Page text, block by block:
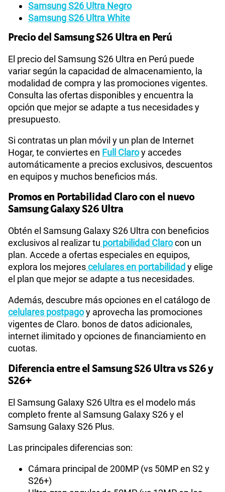
Samsung S26 Ultra Negro
Samsung S26 Ultra White
Precio del Samsung S26 Ultra en Perú
El precio del Samsung S26 Ultra en Perú puede
variar según la capacidad de almacenamiento, la
modalidad de compra y las promociones vigentes.
Consulta las ofertas disponibles y encuentra la
opción que mejor se adapte a tus necesidades y
presupuesto.
Si contratas un plan móvil y un plan de Internet
Hogar, te conviertes en Full Claroy accedes
automáticamente a precios exclusivos, descuentos
en equipos y muchos beneficios más.
Promos en Portabilidad Claro con el nuevo
Samsung Galaxy S26 Ultra
Obtén el Samsung Galaxy S26 Ultra con beneficios
exclusivos al realizar tu portabilidad Clarocon un
plan. Accede a ofertas especiales en equipos,
explora los mejorescelulares en portabilidad y elige
el plan que mejor se adapte a tus necesidades.
Además, descubre más opciones en el catálogo de
celulares postpagoy aprovecha las promociones
vigentes de Claro. bonos de datos adicionales,
internet ilimitado y opciones de financiamiento en
cuotas.
Diferencia entre el Samsung S26 Ultra vs S26 y
S26+
El Samsung Galaxy S26 Ultra es el modelo más
completo frente al Samsung Galaxy S26 y el
Samsung Galaxy S26 Plus.
Las principales diferencias son:
Cámara principal de 200MP (vs 50MP en S2 y
S26+)